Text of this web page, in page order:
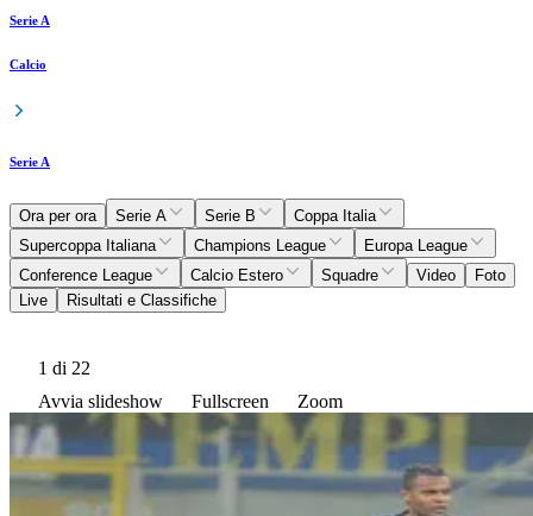
Serie A
Calcio
Serie A
Ora per ora Serie A Serie B
Coppa Italia
Supercoppa Italiana
Champions League
Europa League
Conference League
Calcio Estero Squadre Video
Foto
Live
Risultati e Classifiche
1 di 22
Avvia slideshow
Fullscreen Zoom